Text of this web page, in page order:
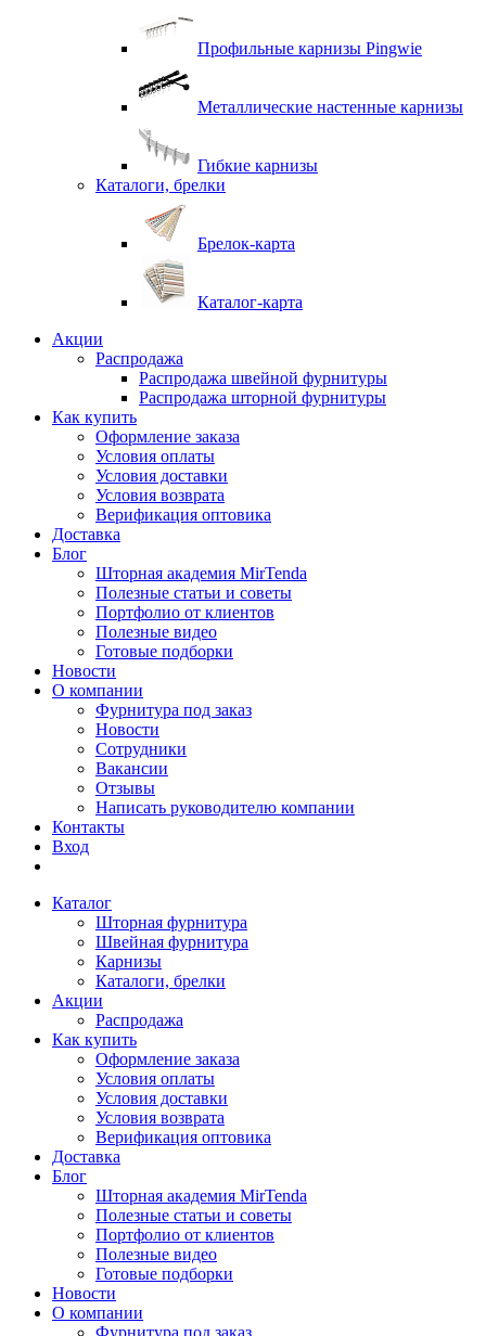
Профильные карнизы Pingwie
Металлические настенные карнизы
Гибкие карнизы
Каталоги, брелки
Брелок-карта
Каталог-карта
Акции
Распродажа
Распродажа швейной фурнитуры
Распродажа шторной фурнитуры
Как купить
Оформление заказа
Условия оплаты
Условия доставки
Условия возврата
Верификация оптовика
Доставка
Блог
Шторная академия MirTenda
Полезные статьи и советы
Портфолио от клиентов
Полезные видео
Готовые подборки
Новости
О компании
Фурнитура под заказ
Новости
Сотрудники
Вакансии
Отзывы
Написать руководителю компании
Контакты
Вход
Каталог
Шторная фурнитура
Швейная фурнитура
Карнизы
Каталоги, брелки
Акции
Распродажа
Как купить
Оформление заказа
Условия оплаты
Условия доставки
Условия возврата
Верификация оптовика
Доставка
Блог
Шторная академия MirTenda
Полезные статьи и советы
Портфолио от клиентов
Полезные видео
Готовые подборки
Новости
О компании
Фурнитура под заказ